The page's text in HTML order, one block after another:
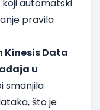
automatski
pravila
Kinesis Data
u
smanjila
što je